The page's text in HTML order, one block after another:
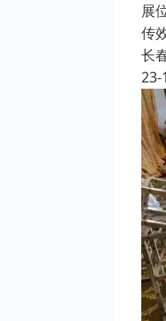
展
传
长
23-